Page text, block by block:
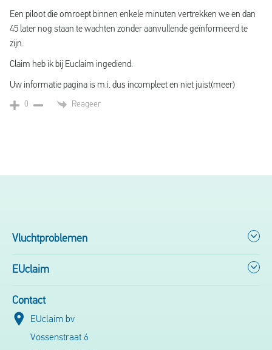
Een piloot die omroept binnen enkele minuten vertrekken we en dan
45 later nog staan te wachten zonder aanvullende geïnformeerd te
zijn.
Claim heb ik bij Euclaim ingediend.
Uw informatie pagina is m.i. dus incompleet en niet juist(meer)
0 Reageer
Vluchtproblemen
EUclaim
Contact
EUclaim bv
Vossenstraat 6